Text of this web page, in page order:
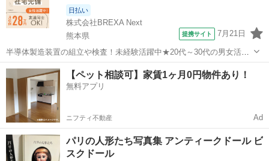
日払い
株式会社BREXA Next
熊本県
提携サイト 7月21日
半導体製造装置の組立や検査！未経験活躍中★20代～30代の男女活躍
中★ワンルーム寮完備！赴任旅費会社負担！マイカー通勤OK！無料駐
車場あり！正社員登用あり！《熊本県菊池郡大津町》 人気の工場のお
仕事 ◇半導体製造装置の組立...
熊本 その他
【ペット相談可】家賃1ヶ月0円物件あり！
無料アプリ
ニフティ不動産 Ad
パリの人形たち写真集 アンティークドール ビ
スクドール